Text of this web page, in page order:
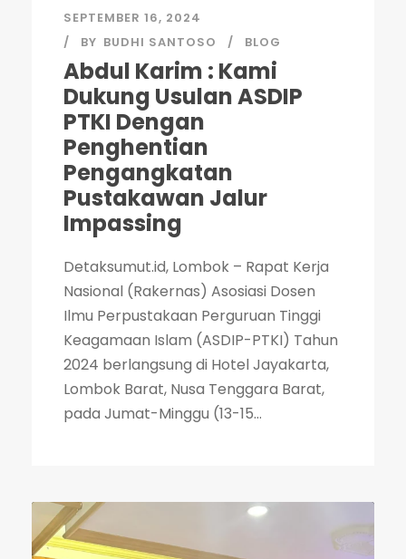
SEPTEMBER 16, 2024
BY BUDHI SANTOSO BLOG
Abdul Karim : Kami
Dukung Usulan ASDIP
PTKI Dengan
Penghentian
Pengangkatan
Pustakawan Jalur
Impassing
Detaksumut.id, Lombok – Rapat Kerja
Nasional (Rakernas) Asosiasi Dosen
Ilmu Perpustakaan Perguruan Tinggi
Keagamaan Islam (ASDIP-PTKI) Tahun
2024 berlangsung di Hotel Jayakarta,
Lombok Barat, Nusa Tenggara Barat,
pada Jumat-Minggu (13-15...